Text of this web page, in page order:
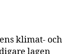
klimat- och